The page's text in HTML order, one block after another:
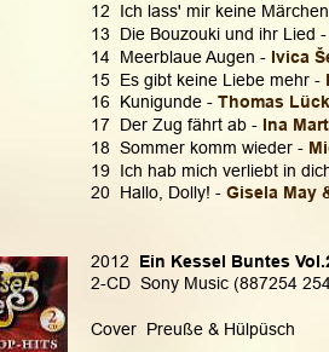
12  Ich lass' mir keine
13  Die Bouzouki und ihr Lied
14  Meerblaue Augen - Ivica
15  Es gibt keine Liebe mehr -
16  Kunigunde - Thomas
17  Der Zug fährt ab - Ina
18  Sommer komm wieder -
19  Ich hab mich verliebt in
20  Hallo, Dolly! - Gisela May
2012 Ein Kessel Buntes
2-CD  Sony Music (887254
Cover  Preuße & Hülpüsch